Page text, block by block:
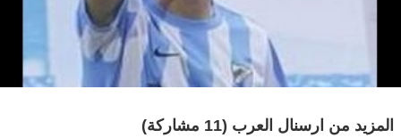
المزيد من ارسنال العرب (11 مشاركة)